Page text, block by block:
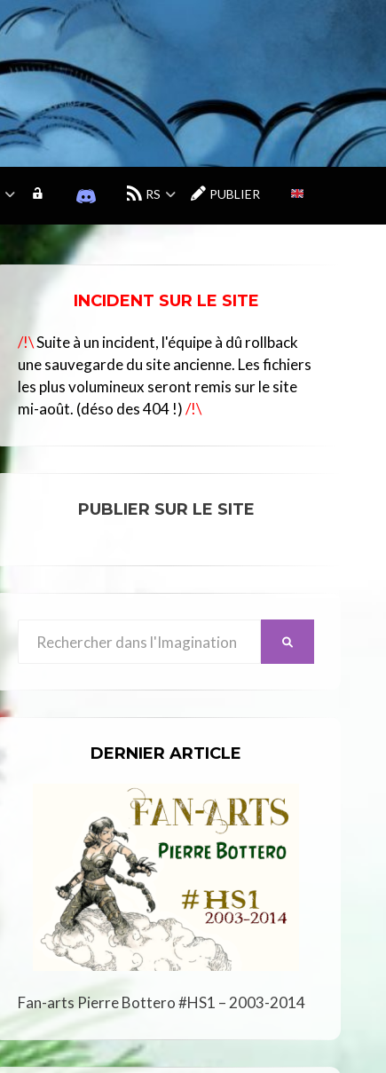
C
O
E
S
O
D
U
C
C
RS PUBLIER
INCIDENT SUR LE SITE
/!\Suite à un incident, l'équipe à dû rollback
une sauvegarde du site ancienne. Les fichiers
les plus volumineux seront remis sur le site
mi-août. (déso des 404 !)/!\
PUBLIER SUR LE SITE
for:
DERNIER ARTICLE
Fan-arts Pierre Bottero #HS1 – 2003-2014